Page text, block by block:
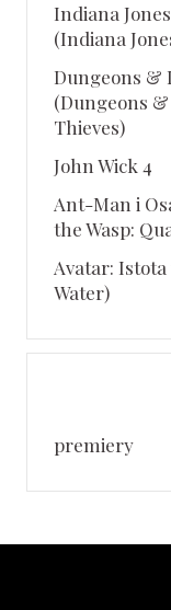
Indiana
(Indiana
Dungeons &
(Dungeons
Thieves)
John Wick 4
Ant-Man i
the Wasp:
Avatar: Istota
Water)
premiery